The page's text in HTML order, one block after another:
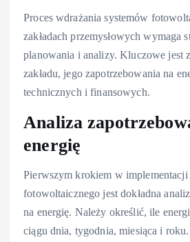
Proces wdrażania systemów
zakładach przemysłowych wymaga
planowania i analizy. Kluczowe jest
zakładu, jego zapotrzebowania na
technicznych i finansowych.
Analiza
energię
Pierwszym krokiem w implementacji
fotowoltaicznego jest dokładna
na energię. Należy określić, ile
ciągu dnia, tygodnia, miesiąca i